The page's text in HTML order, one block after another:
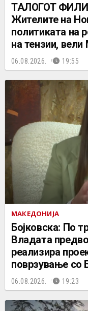
ТАЛОГОТ
Жителите на
политиката на
на тензии,
06.08.2026. 19:55
МАКЕДОНИЈА
Бојковска: По
Владата
реализира
поврзување со
06.08.2026. 19:23